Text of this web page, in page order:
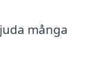
många